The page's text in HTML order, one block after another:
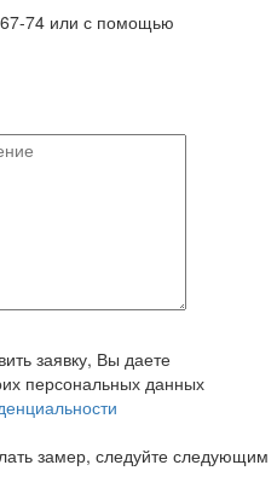
74 или с помощью
заявку, Вы даете
персональных данных
замер, следуйте следующим